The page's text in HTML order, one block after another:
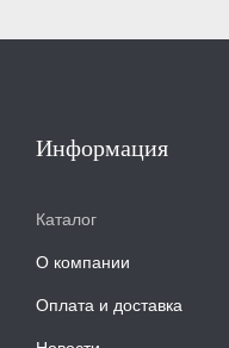
Информация
Каталог
О компании
Оплата и доставка